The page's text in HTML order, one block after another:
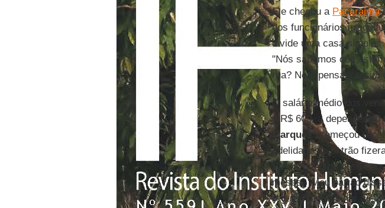
Ele chegou a Pacaraima
dos funcionários
divide uma casa
"Nós sabemos que
rua? Nem pensar, assim
O salário médio dos
a R$ 600, a depender
Marquez*começou
fidelidade ao patrão
Ele se diz orgulhoso
meses. "Meu patrão
regularizar, assinar a